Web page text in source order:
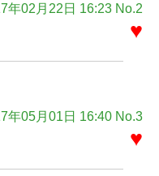
年02月22日 16:23 No.2
♥
年05月01日 16:40 No.3
♥